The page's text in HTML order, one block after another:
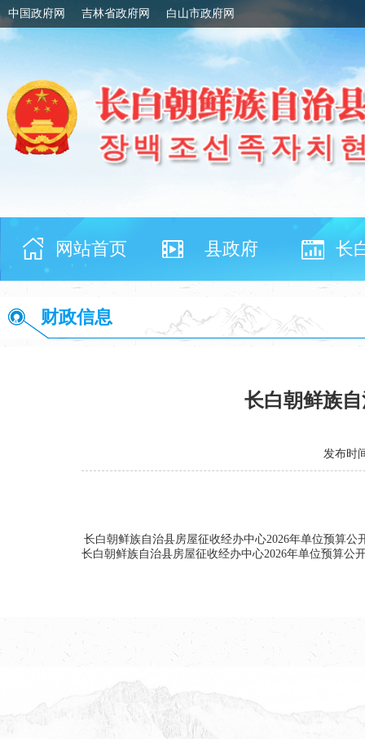
中国政府网 吉林省政府网 白山市政府网
网站首页 县政府 长
财政信息
长白朝鲜族
发布时
长白朝鲜族自治县房屋征收经办中心2026年单位预算公
长白朝鲜族自治县房屋征收经办中心2026年单位预算公